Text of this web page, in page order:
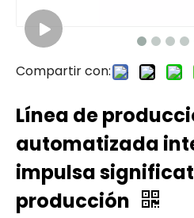
Compartir con:
Línea de
automatizada
impulsa
producción